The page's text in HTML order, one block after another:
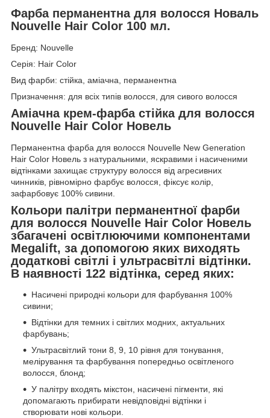
Фарба перманентна для волосся Новаль
Nouvelle Hair Color 100 мл.
Бренд: Nouvelle
Серія: Hair Color
Вид фарби: стійка, аміачна, перманентна
Призначення: для всіх типів волосся, для сивого волосся
Аміачна крем-фарба стійка для волосся
Nouvelle Hair Color Новель
Перманентна фарба для волосся Nouvelle New Generation
Hair Color Новель з натуральними, яскравими і насиченими
відтінками захищає структуру волосся від агресивних
чинників, рівномірно фарбує волосся, фіксує колір,
зафарбовує 100% сивини.
Кольори палітри перманентної фарби
для волосся Nouvelle Hair Color Новель
збагачені освітлюючими компонентами
Megalift, за допомогою яких виходять
додаткові світлі і ультрасвітлі відтінки.
В наявності 122 відтінка, серед яких:
Насичені природні кольори для фарбування 100%
сивини;
Відтінки для темних і світлих модних, актуальних
фарбувань;
Ультрасвітлий тони 8, 9, 10 рівня для тонування,
мелірування та фарбування попередньо освітленого
волосся, блонд;
У палітру входять мікстон, насичені пігменти, які
допомагають прибирати невідповідні відтінки і
створювати нові кольори.